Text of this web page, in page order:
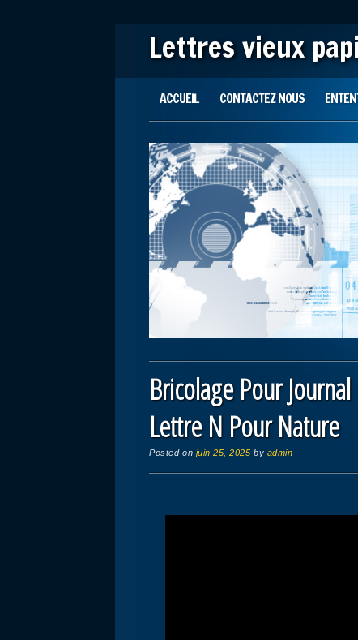
Lettres vieux
Main menu
ACCUEIL CONTACTEZ NOUS
Bricolage Pour
Lettre N Pour Nature
Posted on juin 25, 2025 by admin